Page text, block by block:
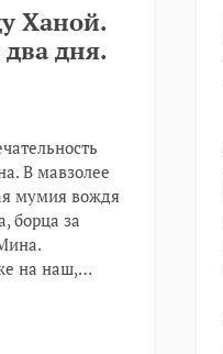
Ханой.
дня.
В мавзолее
мумия вождя
борца за
на наш,…